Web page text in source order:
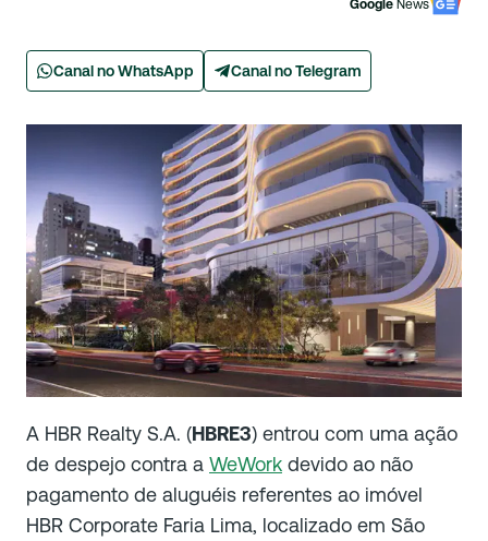
Google News
Canal no WhatsApp Canal no Telegram
A HBR Realty S.A. (HBRE3) entrou com uma ação
de despejo contra a WeWork devido ao não
pagamento de aluguéis referentes ao imóvel
HBR Corporate Faria Lima, localizado em São